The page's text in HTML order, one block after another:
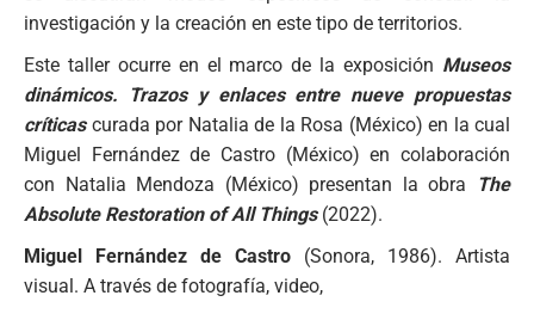
investigación y la creación en este tipo de territorios.
Este taller ocurre en el marco de la exposición Museos
dinámicos. Trazos y enlaces entre nueve propuestas
críticas curada por Natalia de la Rosa (México) en la cual
Miguel Fernández de Castro (México) en colaboración
con Natalia Mendoza (México) presentan la obra
The
Absolute Restoration of All Things(2022).
Miguel Fernández de Castro (Sonora, 1986). Artista
visual. A través de fotografía, video,